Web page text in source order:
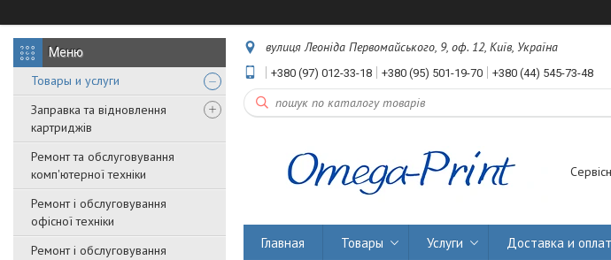
Товары и услуги
Заправка та відновлення
картриджів
Ремонт та обслуговування
комп'ютерної техніки
Ремонт і обслуговування
офісної техніки
Ремонт і обслуговування
вулиця Леоніда Первомайського, 9, оф. 12, Київ, Україна
+380 (97) 012-33-18 +380 (95) 501-19-70 +380 (44) 545-73-48
Главная Товары Услуги Доставка и